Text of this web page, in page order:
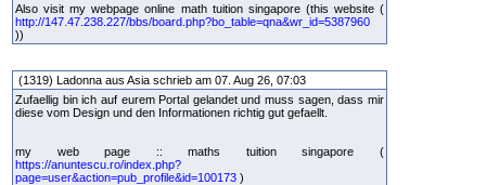
Also visit my webpage online math tuition singapore (this website (
http://147.47.238.227/bbs/board.php?bo_table=qna&wr_id=5387960
))
(1319) Ladonna aus Asia schrieb am 07. Aug 26, 07:03
Zufaellig bin ich auf eurem Portal gelandet und muss sagen, dass mir
diese vom Design und den Informationen richtig gut gefaellt.
my web page :: maths tuition singapore (
https://anuntescu.ro/index.php?
page=user&action=pub_profile&id=100173 )